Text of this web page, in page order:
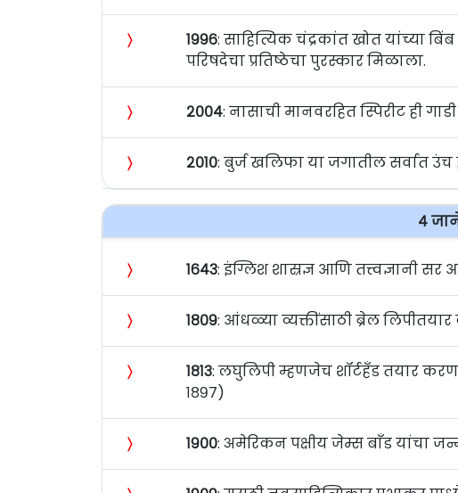
〉 १९९६: साहित्यिक चंद्रकांत खोत यांच्या
परिषदेचा प्रतिष्ठेचा पुरस्कार मिळाला.
〉 २००४: नासाची मानवरहित स्पिरीट ही
〉 २०१०: बुर्ज खलिफा या जगातील सर्वात
४
〉 १६४३: इंग्लिश शास्रज्ञ आणि तत्त्वज्ञानी
〉 १८०९: आंधळ्या व्यक्तींसाठी ब्रेल
〉 १८१३: लघुलिपी म्हणजेच शॉर्टहँड तयार
१८९७)
〉 १९००: अमेरिकन पक्षीय जेम्स बाँड यांचा